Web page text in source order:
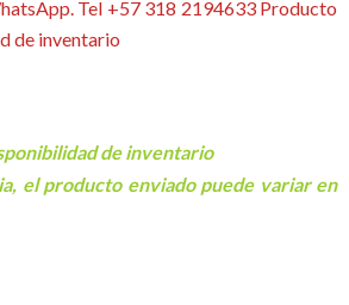
Tel +57 318 2194633 Producto
de inventario
de inventario
el producto enviado puede variar en